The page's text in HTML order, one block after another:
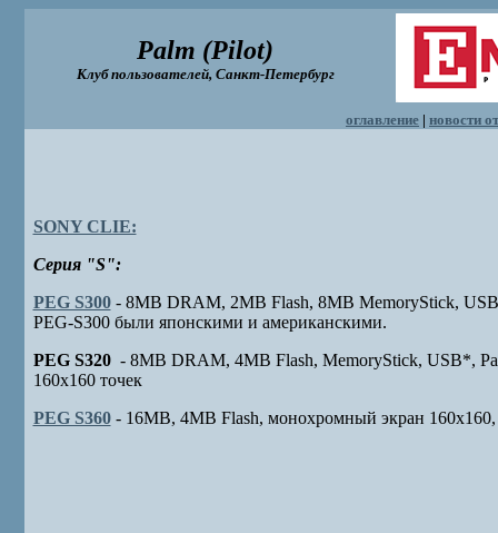
Palm (Pilot)
Клуб пользователей, Санкт-Петеpбуpг
оглавление | новости
SONY CLIE:
Серия "S":
PEG S300- 8MB DRAM, 2MB Flash, 8MB MemoryStick,
PEG-S300 были японскими и американскими.
PEG S320 - 8MB DRAM, 4MB Flash, MemoryStick, USB*,
160x160 точек
PEG S360- 16MB, 4MB Flash, монохромный экран 160x160,